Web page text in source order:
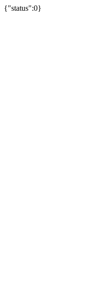
{"status":0}